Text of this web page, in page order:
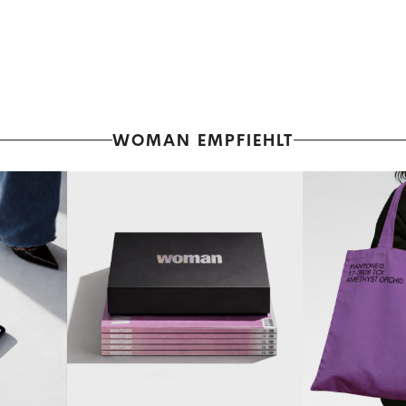
WOMAN EMPFIEHLT